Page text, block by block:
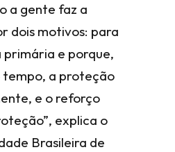
a gente faz a
dois motivos: para
e porque,
tempo, a proteção
e o reforço
explica o
Brasileira de